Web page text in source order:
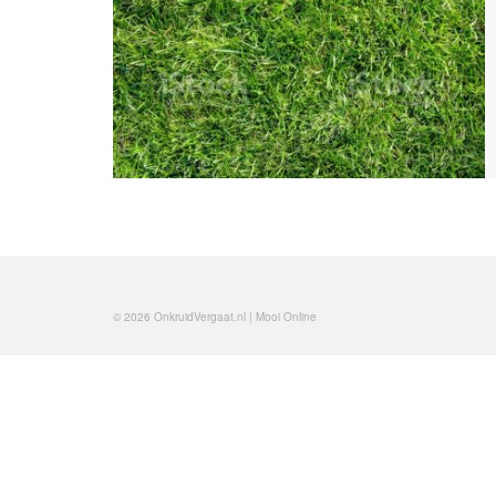
© 2026 OnkruidVergaat.nl | Mooi Online